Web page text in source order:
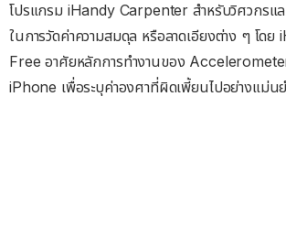
โปรแกรม iHandy Carpenter สำหรับวิศวกรแ
ในการวัดค่าความสมดุล หรือลาดเอียงต่าง ๆ โด
Free อาศัยหลักการทำงานของ
iPhone เพื่อระบุค่าองศาที่ผิดเพี้ยนไปอย่างแม่น